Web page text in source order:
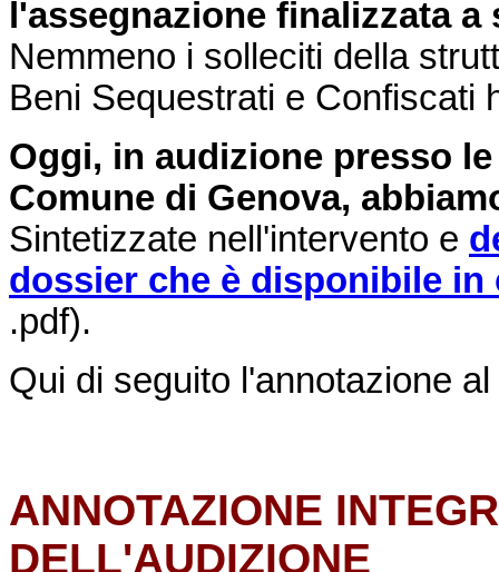
l'assegnazione finalizzata
Nemmeno i solleciti della
Beni Sequestrati e Confiscati
Oggi, in audizione presso
Comune di Genova,
Sintetizzate nell'intervento e
dossier che è disponibile in
.pdf).
Qui di seguito l'annotazione
ANNOTAZIONE
DELL'AUDIZIONE